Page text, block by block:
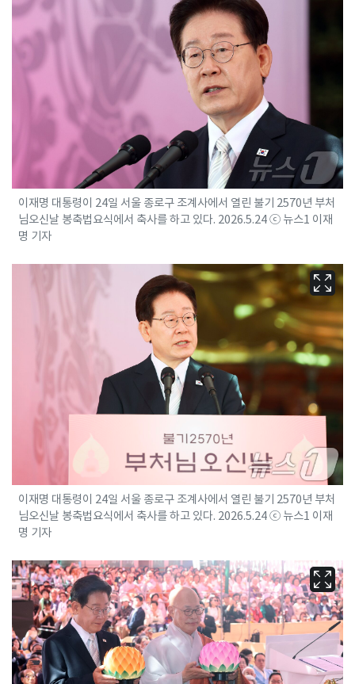
이재명 대통령이 24일 서울 종로구 조계사에서 열린 불기 2570년 부처
님오신날 봉축법요식에서 축사를 하고 있다. 2026.5.24 ⓒ 뉴스1 이재
명 기자
이재명 대통령이 24일 서울 종로구 조계사에서 열린 불기 2570년 부처
님오신날 봉축법요식에서 축사를 하고 있다. 2026.5.24 ⓒ 뉴스1 이재
명 기자